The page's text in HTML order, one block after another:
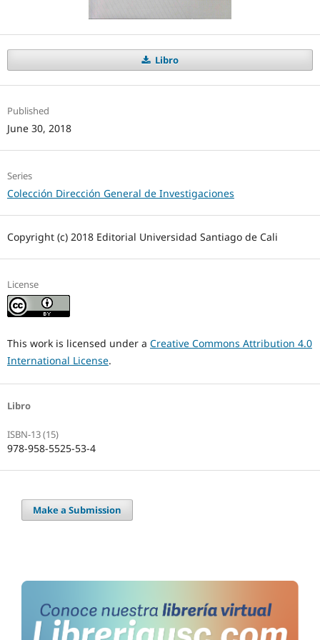
Libro
Published
June 30, 2018
Series
Colección Dirección General de Investigaciones
Copyright (c) 2018 Editorial Universidad Santiago de Cali
License
This work is licensed under a Creative Commons Attribution 4.0
International License.
Libro
ISBN-13 (15)
978-958-5525-53-4
Make a Submission